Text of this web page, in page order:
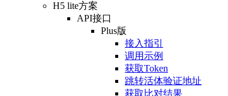
H5 lite方案
API接口
Plus版
接入指引
调用示例
获取Token
跳转活体验证地址
获取比对结果